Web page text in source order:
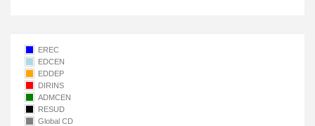
EREC
EDCEN
EDDEP
DIRINS
ADMCEN
RESUD
Global CD